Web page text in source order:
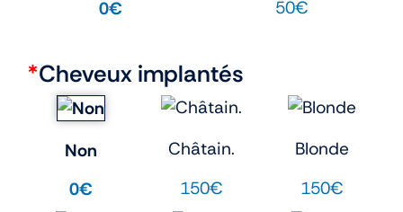
0€
50€
*Cheveux implantés
Non
0€
Châtain.
150€
Blonde
150€